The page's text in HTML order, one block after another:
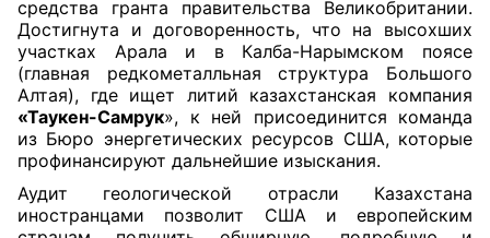
средства гранта правительства Великобритании.
Достигнута и договоренность, что на высохших
участках Арала и в Калба-Нарымском поясе
(главная редкометалльная структура Большого
Алтая), где ищет литий казахстанская компания
«Таукен-Самрук», к ней присоединится команда
из Бюро энергетических ресурсов США, которые
профинансируют дальнейшие изыскания.
Аудит геологической отрасли Казахстана
иностранцами позволит США и европейским